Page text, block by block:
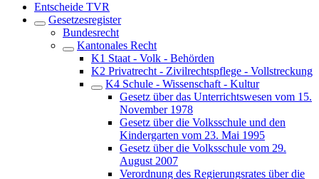
Entscheide TVR
Gesetzesregister
Bundesrecht
Kantonales Recht
K1 Staat - Volk - Behörden
K2 Privatrecht - Zivilrechtspflege - Vollstreckung
K4 Schule - Wissenschaft - Kultur
Gesetz über das Unterrichtswesen vom 15.
November 1978
Gesetz über die Volksschule und den
Kindergarten vom 23. Mai 1995
Gesetz über die Volksschule vom 29.
August 2007
Verordnung des Regierungsrates über die